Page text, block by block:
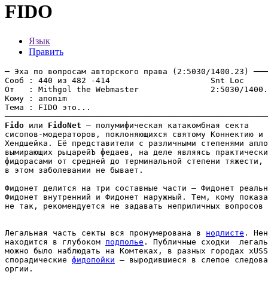
FIDO
Язык
Править
─ Эха по вопросам авторского права (2:5030/1400.23)
Сооб : 440 из 482 -414                     Snt Loc
От   : Mithgol the Webmaster               2:5030/
Кому : anonim
Тема : FIDO это...
Fido или FidoNet — полумифическая катакомбная секта
сисопов-модераторов, поклоняющихся святому Коннектию
Хендшейка. Её представители с различными степенями
вымирающих рыцарейЪ федаев, на деле являясь
фидорасами от средней до терминальной степени
в этом заболевании не бывает.
Фидонет делится на три составные части — Фидонет
Фидонет внутренний и Фидонет наружный. Тем, кому
не так, рекомендуется не задавать неприличных
Легальная часть секты вся пронумерована в нодлисте .
находится в глубоком подполье . Публичные сходки
можно было наблюдать на Комтеках, в разных городах
спорадические фидопойки — выродившиеся в слепое
оргии.